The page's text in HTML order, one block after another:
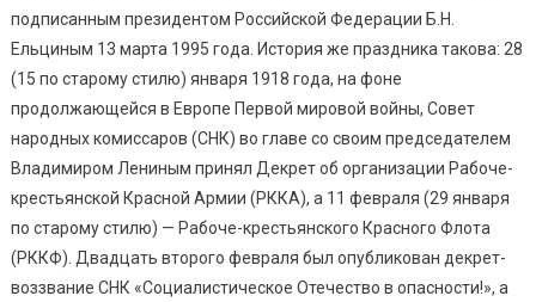
подписанным президентом Российской Федерации Б.Н.
Ельциным 13 марта 1995 года. История же праздника такова: 28
(15 по старому стилю) января 1918 года, на фоне
продолжающейся в Европе Первой мировой войны, Совет
народных комиссаров (СНК) во главе со своим председателем
Владимиром Лениным принял Декрет об организации Рабоче-
крестьянской Красной Армии (РККА), а 11 февраля (29 января
по старому стилю) — Рабоче-крестьянского Красного Флота
(РККФ). Двадцать второго февраля был опубликован декрет-
воззвание СНК «Социалистическое Отечество в опасности!», а